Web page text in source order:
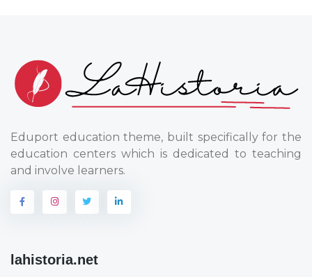
Eduport education theme, built specifically for the
education centers which is dedicated to teaching
and involve learners.
lahistoria.net